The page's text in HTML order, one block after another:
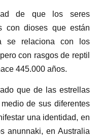
de que los seres
con dioses que están
se relaciona con los
con rasgos de reptil
445.000 años.
que de las estrellas
de sus diferentes
una identidad, en
anunnaki, en Australia